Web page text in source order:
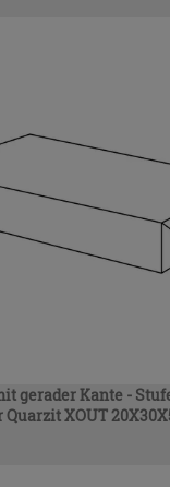
gerader Kante -
XOUT